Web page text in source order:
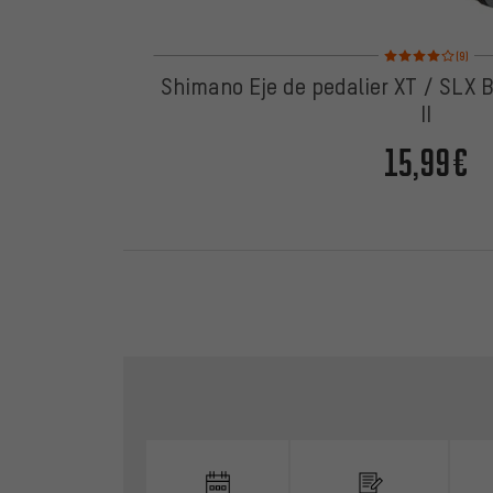
Valoración media:
(9)
Shimano Eje de pedalier XT / SLX
II
15,99€